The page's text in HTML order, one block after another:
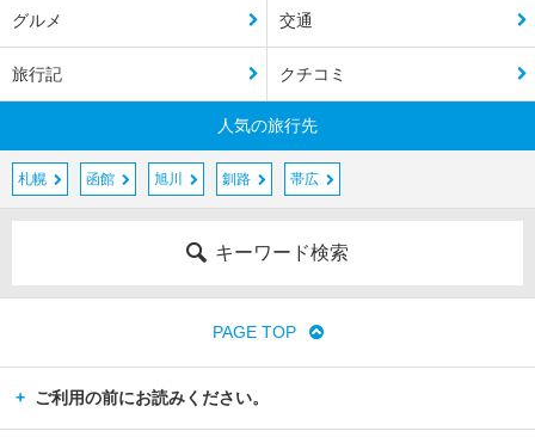
グルメ 交通
旅行記 クチコミ
人気の旅行先
札幌 函館 旭川 釧路 帯広
キーワード検索
PAGE TOP
ご利用の前にお読みください。